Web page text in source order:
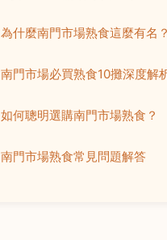
為什麼南門市場熟食這麼有名？
南門市場必買熟食10攤深度解
如何聰明選購南門市場熟食？
南門市場熟食常見問題解答